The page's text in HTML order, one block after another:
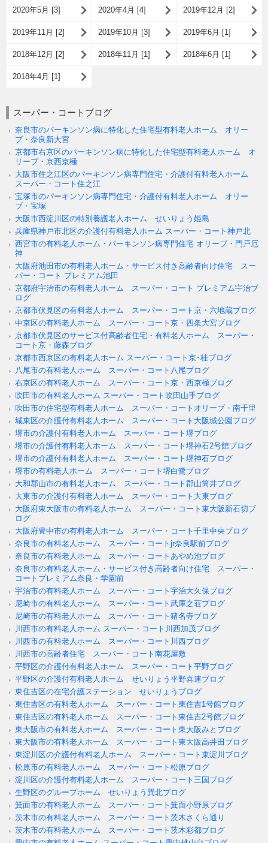
2020年5月 [3] 2020年4月 [4] 2019年12月 [2]
2019年11月 [2] 2019年10月 [3] 2019年6月 [1]
2018年12月 [2] 2018年11月 [1] 2018年6月 [1]
2018年4月 [1]
スーパー・コートブログ
奈良市のパーキンソン病に特化した住宅型有料老人ホーム オリー
ブ・奈良新大宮
京都市右京区のパーキンソン病に特化した住宅型有料老人ホーム オ
リーブ・京西京極
大阪市住之江区のパーキンソン病専門住宅・介護付有料老人ホーム
スーパー・コート住之江
宝塚市のパーキンソン病専門住宅・介護付有料老人ホーム オリー
ブ・宝塚
大阪市西淀川区の特別養護老人ホーム せいりょう姫島
兵庫県神戸市北区の介護付有料老人ホーム スーパー・コート神戸北
西宮市の有料老人ホーム・パーキンソン病専門住宅 オリーブ・門戸厄
神
大阪府池田市の有料老人ホーム・サービス付き高齢者向け住宅 スー
パー・コート プレミアム池田
京都府宇治市の有料老人ホーム スーパー・コート プレミアム宇治ブ
ログ
京都市伏見区の有料老人ホーム スーパー・コート京・六地蔵ブログ
中京区の有料老人ホーム スーパー・コート京・四条大宮ブログ
京都市伏見区のサービス付高齢者住宅・有料老人ホーム スーパー・
コート京・藤森ブログ
京都市西京区の有料老人ホーム スーパー・コート京･桂ブログ
八尾市の有料老人ホーム スーパー・コート八尾ブログ
右京区の有料老人ホーム スーパー・コート京・西京極ブログ
吹田市の有料老人ホーム スーパー・コート吹田山手ブログ
吹田市の住宅型有料老人ホーム スーパー・コートオリーブ・南千里
城東区の介護付有料老人ホーム スーパー・コート大阪城公園ブログ
堺市の介護付有料老人ホーム スーパー・コート堺ブログ
堺市の介護付有料老人ホーム スーパー・コート堺神石2号館ブログ
堺市の介護付有料老人ホーム スーパー・コート堺神石ブログ
堺市の有料老人ホーム スーパー・コート堺白鷺ブログ
大和郡山市の有料老人ホーム スーパー・コート郡山筒井ブログ
大東市の介護付有料老人ホーム スーパー・コート大東ブログ
大阪府東大阪市の有料老人ホーム スーパー・コート東大阪新石切ブ
ログ
大阪府豊中市の有料老人ホーム スーパー・コート千里中央ブログ
奈良市の有料老人ホーム スーパー・コートjr奈良駅前ブログ
奈良市の有料老人ホーム スーパー・コートあやめ池ブログ
奈良市の有料老人ホーム・サービス付き高齢者向け住宅 スーパー・
コートプレミアム奈良・学園前
宇治市の有料老人ホーム スーパー・コート宇治大久保ブログ
尼崎市の有料老人ホーム スーパー・コート武庫之荘ブログ
尼崎市の有料老人ホーム スーパー・コート猪名寺ブログ
川西市の有料老人ホーム スーパー・コート川西加茂ブログ
川西市の有料老人ホーム スーパー・コート川西ブログ
川西市の高齢者住宅 スーパー・コート南花屋敷
平野区の介護付有料老人ホーム スーパー・コート平野ブログ
平野区の介護付有料老人ホーム せいりょう平野喜連ブログ
東住吉区の在宅介護ステーション せいりょうブログ
東住吉区の有料老人ホーム スーパー・コート東住吉1号館ブログ
東住吉区の有料老人ホーム スーパー・コート東住吉2号館ブログ
東大阪市の有料老人ホーム スーパー・コート東大阪みとブログ
東大阪市の有料老人ホーム スーパー・コート東大阪高井田ブログ
東淀川区の介護付有料老人ホーム スーパー・コート東淀川ブログ
松原市の有料老人ホーム スーパー・コート松原ブログ
淀川区の介護付有料老人ホーム スーパー・コート三国ブログ
生野区のグループホーム せいりょう巽北ブログ
箕面市の有料老人ホーム スーパー・コート箕面小野原ブログ
茨木市の有料老人ホーム スーパー・コート茨木さくら通り
茨木市の有料老人ホーム スーパー・コート茨木彩都ブログ